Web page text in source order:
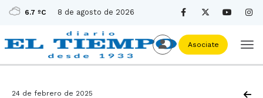
6.7 ºC 8 de agosto de 2026
Asociate
24 de febrero de 2025